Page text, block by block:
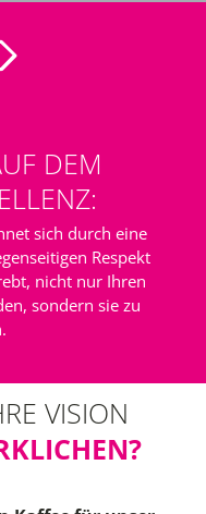
DEM
sich durch eine
Respekt
nicht nur Ihren
sondern sie zu
VISION